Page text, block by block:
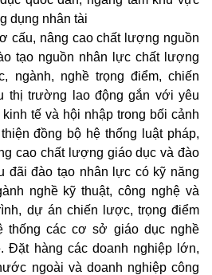
dụng nhân tài
cấu, nâng cao chất lượng nguồn
tạo nguồn nhân lực chất lượng
ngành, nghề trọng điểm, chiến
thị trường lao động gắn với yêu
tế và hội nhập trong bối cảnh
đồng bộ hệ thống luật pháp,
cao chất lượng giáo dục và đào
đãi đào tạo nhân lực có kỹ năng
nghề kỹ thuật, công nghệ và
dự án chiến lược, trọng điểm
thống các cơ sở giáo dục nghề
Đặt hàng các doanh nghiệp lớn,
ngoài và doanh nghiệp công